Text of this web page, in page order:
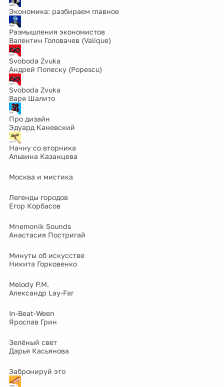
Экономика: разбираем главное
Размышления экономистов
Валентин Головачев (Valique)
Svoboda Zvuka
Андрей Попеску (Popescu)
Svoboda Zvuka
Варя Шалито
Про дизайн
Эдуард Каневский
Начну со вторника
Альвина Казанцева
Москва и мистика
Легенды городов
Егор Корбасов
Mnemonik Sounds
Анастасия Постригай
Минуты об искусстве
Никита Горковенко
Melody P.M.
Александр Lay-Far
In-Beat-Ween
Ярослав Грин
Зелёный свет
Дарья Касьянова
Забронируй это